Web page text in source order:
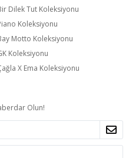
Dilek Tut Koleksiyonu
Koleksiyonu
Motto Koleksiyonu
Koleksiyonu
X Ema Koleksiyonu
Olun!